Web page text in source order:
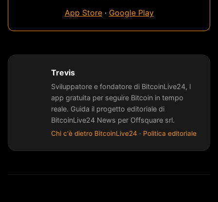
App Store· Google Play
Trevis
Sviluppatore e fondatore di BitcoinLive24, l
app gratuita per seguire Bitcoin in tempo
reale. Guida il progetto editoriale di
BitcoinLive24 News per Offsquare srl.
Chi c'è dietro BitcoinLive24 · Politica editoriale